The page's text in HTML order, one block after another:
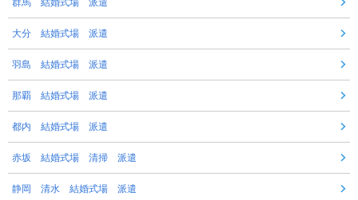
群馬 結婚式場 派遣
大分 結婚式場 派遣
羽島 結婚式場 派遣
那覇 結婚式場 派遣
都内 結婚式場 派遣
赤坂 結婚式場 清掃 派遣
静岡 清水 結婚式場 派遣